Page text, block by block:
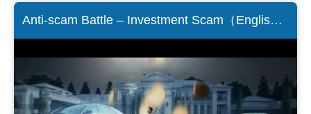
Anti-scam Battle – Investment Scam（English
Version）